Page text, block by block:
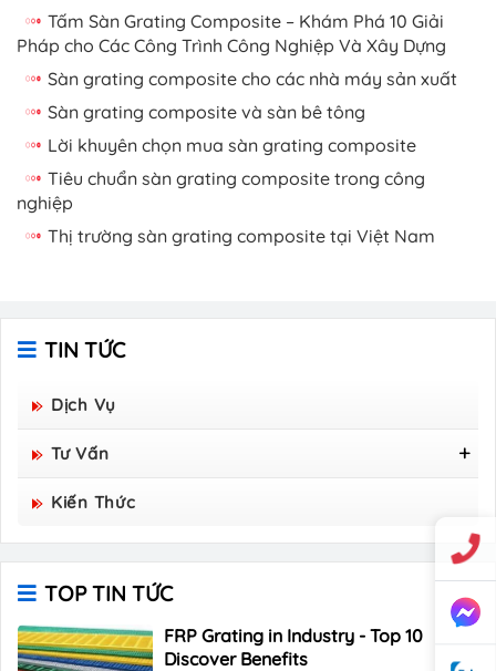
Tấm Sàn Grating Composite – Khám Phá 10 Giải
Pháp cho Các Công Trình Công Nghiệp Và Xây Dựng
Sàn grating composite cho các nhà máy sản xuất
Sàn grating composite và sàn bê tông
Lời khuyên chọn mua sàn grating composite
Tiêu chuẩn sàn grating composite trong công
nghiệp
Thị trường sàn grating composite tại Việt Nam
TIN TỨC
Dịch Vụ
Tư Vấn
Tấm Sàn Grating Composite FRP - Hòa Bình
Group Sản Xuất
Kiến Thức
TOP TIN TỨC
FRP Grating in Industry - Top 10
Discover Benefits